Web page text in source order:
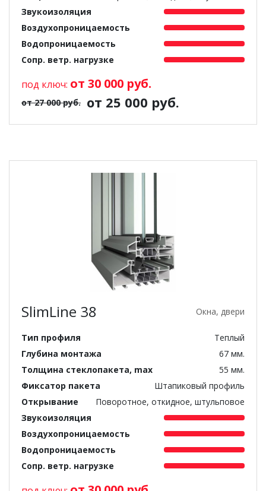
Звукоизоляция
Воздухопроницаемость
Водопроницаемость
Сопр. ветр. нагрузке
под ключ: от 30 000 руб.
от 27 000 руб. от 25 000 руб.
SlimLine 38 Окна, двери
Тип профиля
Теплый
Глубина монтажа
67 мм.
Толщина стеклопакета, max
55 мм.
Фиксатор пакета
Штапиковый профиль
Открывание
Поворотное, откидное, штульповое
Звукоизоляция
Воздухопроницаемость
Водопроницаемость
Сопр. ветр. нагрузке